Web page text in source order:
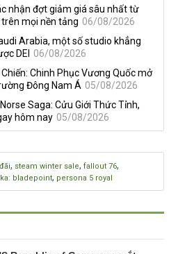
ngầm chiếm đoạt doanh thu
nhận đợt giảm giá sâu nhất từ
mọi nền tảng 06/08/2026
Arabia, một số studio khẳng
DEI
06/08/2026
Chinh Phục Vương Quốc mở
Đông Nam Á 05/08/2026
Saga: Cửu Giới Thức Tỉnh,
hôm nay 05/08/2026
, steam winter sale, fallout 76,
bladepoint, persona 5 royal